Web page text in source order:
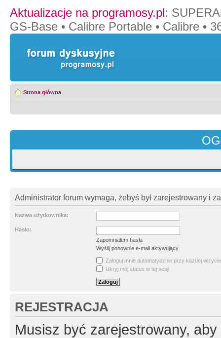
Aktualizacje na programosy.pl:
GS-Base • Calibre Portable • Calibre •
Strona główna
Administrator forum wymaga, żebyś był zarejestrowany i
Nazwa użytkownika:
Hasło:
Zapomniałem hasła
Wyślij ponownie e-mail aktywujący
Zaloguj mnie automatycznie przy każdej wizycie
Ukryj mój status w tej sesji
REJESTRACJA
Musisz być zarejestrowany,